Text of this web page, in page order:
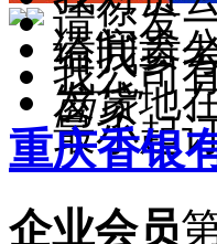
给我参
请您发
请问贵
商家
我公司
最小起
发货地
重庆香银
企业会员